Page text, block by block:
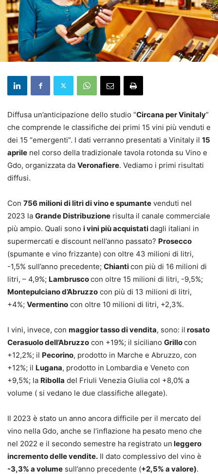
Diffusa un’anticipazione dello studio “Circana per Vinitaly”
che comprende le classifiche dei primi 15 vini più venduti e
dei 15 “emergenti”. I dati verranno presentati a Vinitaly il 15
aprile nel corso della tradizionale tavola rotonda su Vino e
Gdo, organizzata da Veronafiere. Vediamo i primi risultati
diffusi.
Con 756 milioni di litri di vino e spumante venduti nel
2023 la Grande Distribuzione risulta il canale commerciale
più ampio. Quali sono i vini più acquistatidagli italiani in
supermercati e discount nell’anno passato? Prosecco
(spumante e vino frizzante) con oltre 43 milioni di litri,
-1,5% sull’anno precedente; Chianticon più di 16 milioni di
litri, – 4,9%; Lambruscocon oltre 15 milioni di litri, -9,5%;
Montepulciano d’Abruzzo con più di 13 milioni di litri,
+4%; Vermentino con oltre 10 milioni di litri, +2,3%.
I vini, invece, con maggior tasso di vendita, sono: il rosato
Cerasuolo dell’Abruzzo con +19%; il siciliano Grillocon
+12,2%; il Pecorino, prodotto in Marche e Abruzzo, con
+12%; il Lugana, prodotto in Lombardia e Veneto con
+9,5%; la Ribolla del Friuli Venezia Giulia col +8,0% a
volume ( si vedano le due classifiche allegate).
Il 2023 è stato un anno ancora difficile per il mercato del
vino nella Gdo, anche se l’inflazione ha pesato meno che
nel 2022 e il secondo semestre ha registrato un leggero
incremento delle vendite. Il dato complessivo del vino è
-3,3% a volume sull’anno precedente (+2,5% a valore).